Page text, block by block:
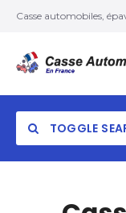
Casse automobiles,
TOGGLE